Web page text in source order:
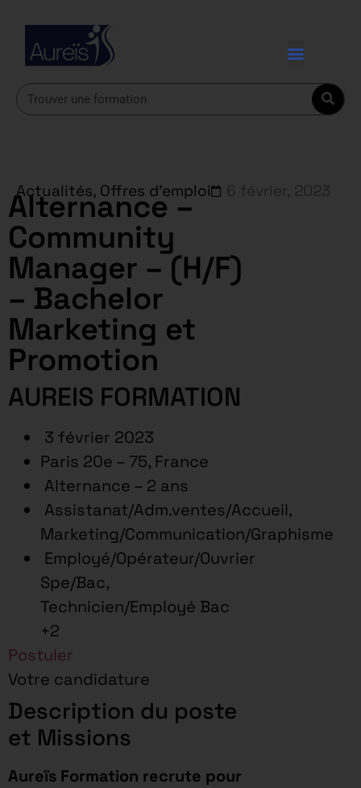
Actualités, Offres d'emploi
Alternance –
Community
Manager – (H/F)
– Bachelor
Marketing et
Promotion
AUREIS FORMATION
3 février 2023
Paris 20e – 75, France
Alternance – 2 ans
Assistanat/Adm.ventes/Accueil,
Marketing/Communication/Graphisme
Employé/Opérateur/Ouvrier
Spe/Bac,
Technicien/Employé Bac
+2
Postuler
Votre candidature
Description du poste
et Missions
Aureïs Formation recrute pour